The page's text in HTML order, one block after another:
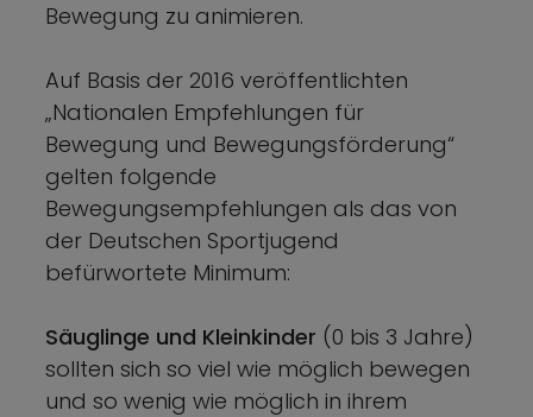
Bewegung zu animieren.
Auf Basis der 2016 veröffentlichten
„Nationalen Empfehlungen für
Bewegung und Bewegungsförderung“
gelten folgende
Bewegungsempfehlungen als das von
der Deutschen Sportjugend
befürwortete Minimum:
Säuglinge und Kleinkinder (0 bis 3 Jahre)
sollten sich so viel wie möglich bewegen
und so wenig wie möglich in ihrem